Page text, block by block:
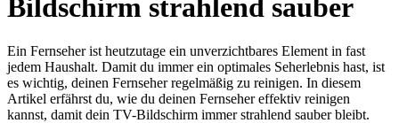
Bildschirm strahlend sauber
Ein Fernseher ist heutzutage ein unverzichtbares Element in fast
jedem Haushalt. Damit du immer ein optimales Seherlebnis hast, ist
es wichtig, deinen Fernseher regelmäßig zu reinigen. In diesem
Artikel erfährst du, wie du deinen Fernseher effektiv reinigen
kannst, damit dein TV-Bildschirm immer strahlend sauber bleibt.